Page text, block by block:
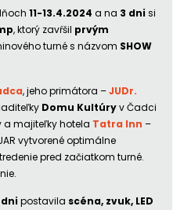
11-13.4.2024 a na 3 dni si
, ktorý zavŕšil prvým
turné s názvom SHOW
, jeho primátora –JUDr.
Domu Kultúryv Čadci
a majiteľky hotela Tatra Inn –
vytvorené optimálne
pred začiatkom turné.
dni postavila scéna, zvuk, LED